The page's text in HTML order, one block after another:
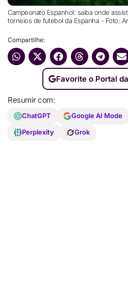
Campeonato Espanhol: saiba onde
torneios de futebol da Espanha - Foto:
Compartilhe:
Favorite o Portal
Resumir com:
ChatGPT Google AI Mode
Perplexity
Grok